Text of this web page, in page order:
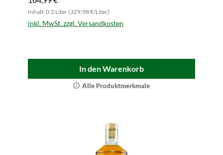
Inhalt: 0.5 Liter (329,98 €/Liter)
inkl. MwSt. zzgl. Versandkosten
In den Warenkorb
Alle Produktmerkmale